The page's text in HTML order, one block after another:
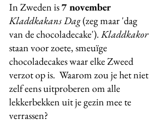
In Zweden is 7 november
Kladdkakans Dag (zeg maar 'dag
van de chocoladecake'). Kladdkakor
staan voor zoete, smeuïge
chocoladecakes waar elke Zweed
verzot op is. Waarom zou je het niet
zelf eens uitproberen om alle
lekkerbekken uit je gezin mee te
verrassen?